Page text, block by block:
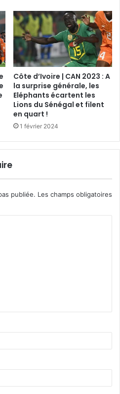
Côte d’Ivoire | CAN 2023 : A
la surprise générale, les
Eléphants écartent les
Lions du Sénégal et filent
en quart !
1 février 2024
publiée. Les champs obligatoires